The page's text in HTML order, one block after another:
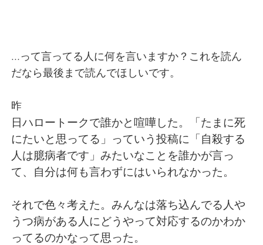
繁體中文 Español
Deutsch 日本語
한국어 Русский
ไทย Indonesia
Italiano Türkçe
Português
…って言ってる人に何を言いますか？これを読ん
だなら最後まで読んでほしいです。
昨
日ハロートークで誰かと喧嘩した。「たまに死
にたいと思ってる」っていう投稿に「自殺する
人は臆病者です」みたいなことを誰かが言っ
て、自分は何も言わずにはいられなかった。
それで色々考えた。みんなは落ち込んでる人や
うつ病がある人にどうやって対応するのかわか
ってるのかなって思った。